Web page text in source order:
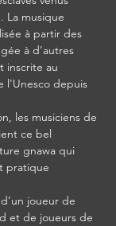
La musique
à partir des
à d'autres
inscrite au
l'Unesco depuis
les musiciens de
ce bel
gnawa qui
pratique
joueur de
et de joueurs de